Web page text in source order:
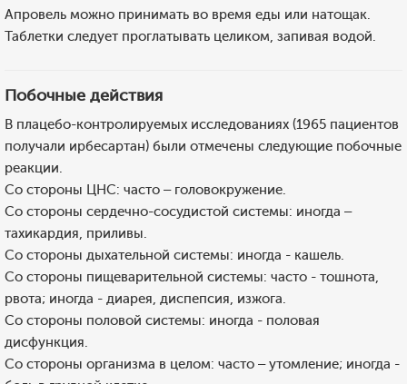
Апровель можно принимать во время еды или натощак.
Таблетки следует проглатывать целиком, запивая водой.
Побочные действия
В плацебо-контролируемых исследованиях (1965 пациентов
получали ирбесартан) были отмечены следующие побочные
реакции.
Со стороны ЦНС: часто – головокружение.
Со стороны сердечно-сосудистой системы: иногда –
тахикардия, приливы.
Со стороны дыхательной системы: иногда - кашель.
Со стороны пищеварительной системы: часто - тошнота,
рвота; иногда - диарея, диспепсия, изжога.
Со стороны половой системы: иногда - половая
дисфункция.
Со стороны организма в целом: часто – утомление; иногда -